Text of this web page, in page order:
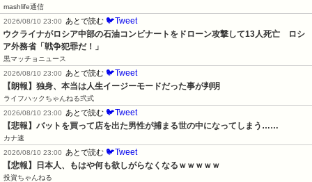
mashlife通信
2026/08/10 23:00
あとで読む 🐦Tweet
ウクライナがロシア中部の石油コンビナートをドローン攻撃して13人死亡　ロシ
ア外務省「戦争犯罪だ！」
黒マッチョニュース
2026/08/10 23:00
あとで読む 🐦Tweet
【朗報】独身、本当は人生イージーモードだった事が判明
ライフハックちゃんねる弐式
2026/08/10 23:00
あとで読む 🐦Tweet
【悲報】バットを買って店を出た男性が捕まる世の中になってしまう……
カナ速
2026/08/10 23:00
あとで読む 🐦Tweet
【悲報】日本人、もはや何も欲しがらなくなるｗｗｗｗｗ
投資ちゃんねる